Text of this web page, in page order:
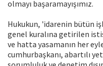
olmayı başaramayışımız.
Hukukun, 'idarenin bütün
genel kuralına getirilen
ve hatta yasamanın her
cumhurbaşkanı, abartılı